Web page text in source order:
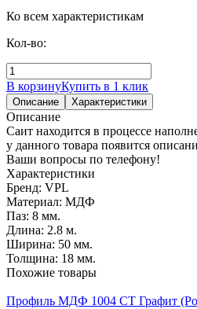
Ко всем характеристикам
Кол-во:
В корзинуКупить в 1 клик
Описание Характеристики
Описание
Саит находится в процессе
у данного товара появится
Ваши вопросы по телефону!
Характеристики
Бренд: VPL
Материал: МДФ
Паз: 8 мм.
Длина: 2.8 м.
Ширина: 50 мм.
Толщина: 18 мм.
Похожие товары
Профиль МДФ 1004 СТ Графит